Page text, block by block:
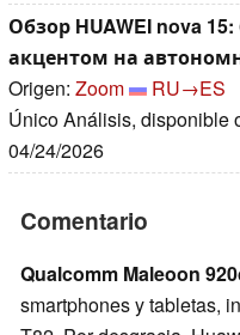
Обзор HUAWEI nova
акцентом на
Origen: Zoom
RU→ES
Único Análisis, disponible
04/24/2026
Comentario
Qualcomm Maleoon
smartphones y tabletas,